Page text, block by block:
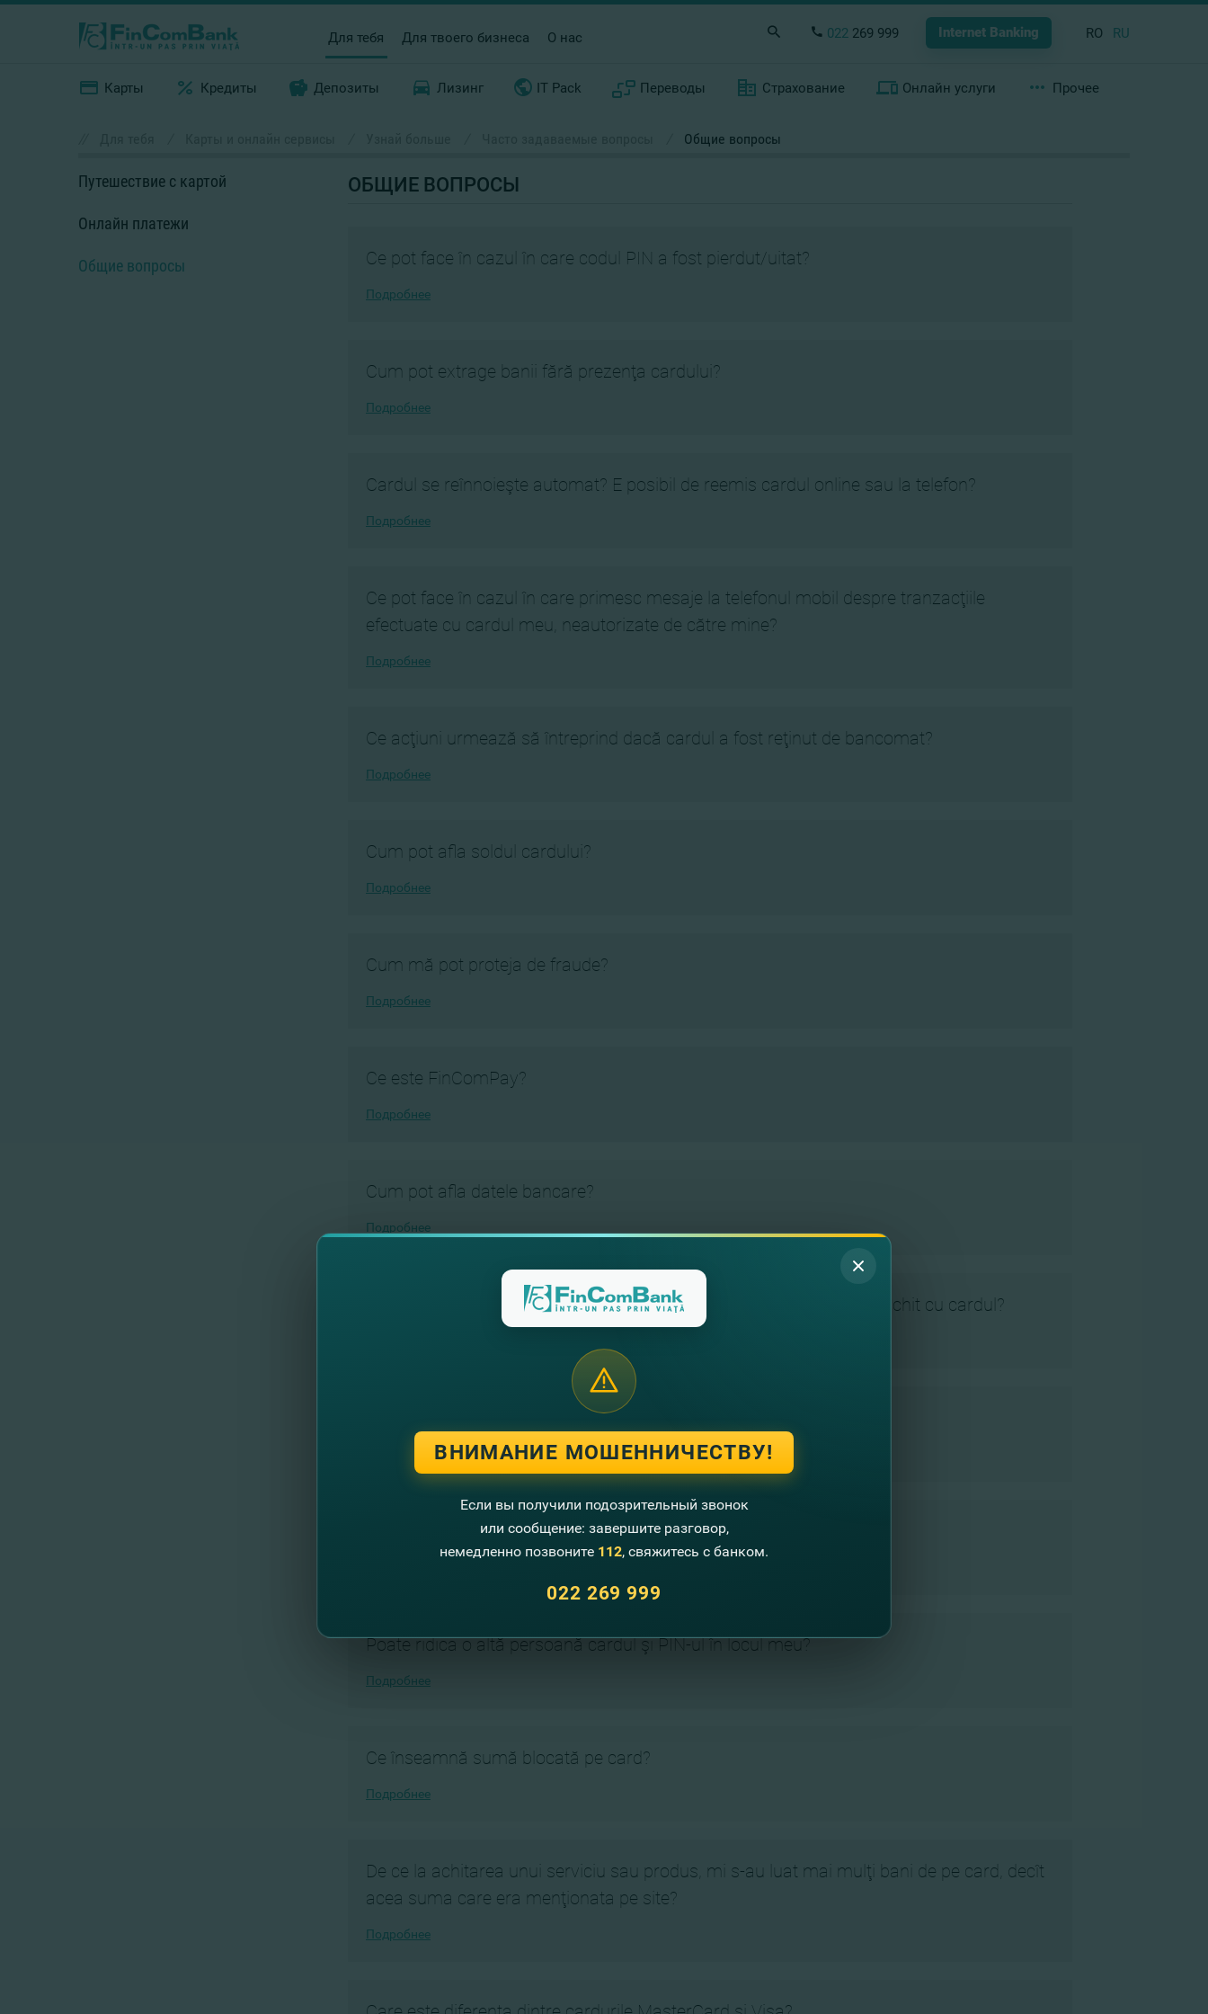
Для тебя Для твоего бизнеса О нас 022 269 999 Internet Banking RO RU
Карты Кредиты Депозиты Лизинг IT Pack Переводы Страхование Онлайн услуги Прочее
Общие вопросы
Путешествие с картой
Онлайн платежи
Общие вопросы
ОБЩИЕ ВОПРОСЫ
Ce pot face în cazul în care codul PIN a fost pierdut/uitat?
Подробнее
Cum pot extrage banii fără prezenţa cardului?
Подробнее
Cardul se reînnoieşte automat? E posibil de reemis cardul online sau la telefon?
Подробнее
Ce pot face în cazul în care primesc mesaje la telefonul mobil despre tranzacţiile
efectuate cu cardul meu, neautorizate de către mine?
Подробнее
Ce acţiuni urmează să întreprind dacă cardul a fost reţinut de bancomat?
Подробнее
Cum pot afla soldul cardului?
Подробнее
Cum mă pot proteja de fraude?
Подробнее
Ce este FinComPay?
Подробнее
Cum pot afla datele bancare?
Подробнее
Are dreptul comerciantul să solicite un act de identitate atunci cînd achit cu cardul?
De la ce vîrstă pot obţine un card bancar?
Care este suma maximă pe care o pot primi la card?
Poate ridica o altă persoană cardul şi PIN-ul în locul meu?
Подробнее
Ce înseamnă sumă blocată pe card?
Подробнее
De ce la achitarea unui serviciu sau produs, mi s-au luat mai mulţi bani de pe card, decît
acea suma care era menţionata pe site?
Подробнее
ВНИМАНИЕ МОШЕННИЧЕСТВУ!
Если вы получили подозрительный звонок
или сообщение: завершите разговор,
немедленно позвоните 112, свяжитесь с банком.
022 269 999